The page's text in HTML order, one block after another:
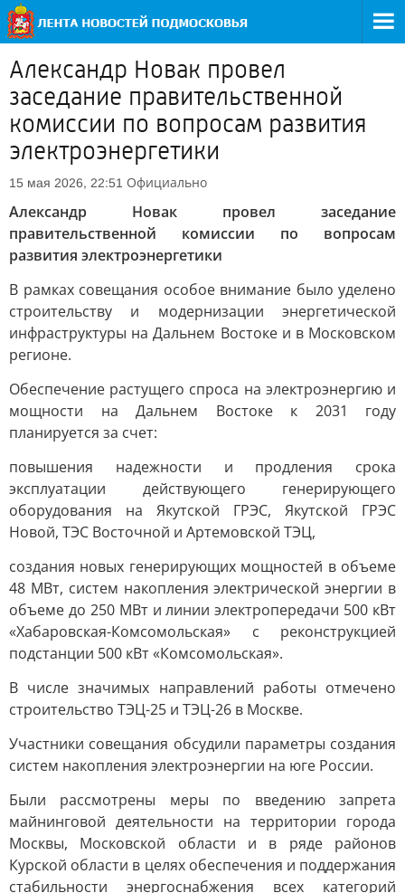
Александр Новак провел
заседание правительственной
комиссии по вопросам развития
электроэнергетики
15 мая 2026, 22:51 Официально
Александр Новак провел заседание
правительственной комиссии по вопросам
развития электроэнергетики
В рамках совещания особое внимание было уделено
строительству и модернизации энергетической
инфраструктуры на Дальнем Востоке и в Московском
регионе.
Обеспечение растущего спроса на электроэнергию и
мощности на Дальнем Востоке к 2031 году
планируется за счет:
повышения надежности и продления срока
эксплуатации действующего генерирующего
оборудования на Якутской ГРЭС, Якутской ГРЭС
Новой, ТЭС Восточной и Артемовской ТЭЦ,
создания новых генерирующих мощностей в объеме
48 МВт, систем накопления электрической энергии в
объеме до 250 МВт и линии электропередачи 500 кВт
«Хабаровская-Комсомольская» с реконструкцией
подстанции 500 кВт «Комсомольская».
В числе значимых направлений работы отмечено
строительство ТЭЦ-25 и ТЭЦ-26 в Москве.
Участники совещания обсудили параметры создания
систем накопления электроэнергии на юге России.
Были рассмотрены меры по введению запрета
майнинговой деятельности на территории города
Москвы, Московской области и в ряде районов
Курской области в целях обеспечения и поддержания
стабильности энергоснабжения всех категорий